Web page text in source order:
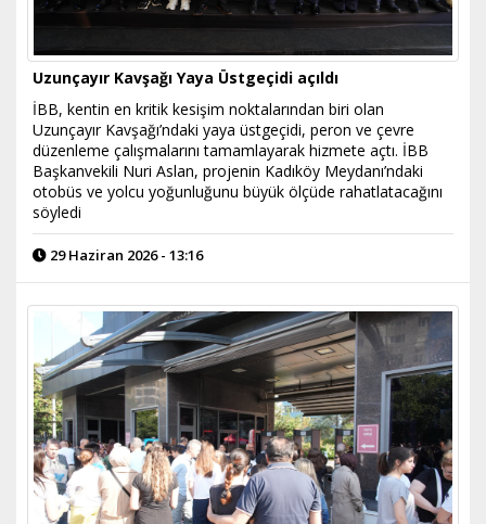
Uzunçayır Kavşağı Yaya Üstgeçidi açıldı
İBB, kentin en kritik kesişim noktalarından biri olan
Uzunçayır Kavşağı’ndaki yaya üstgeçidi, peron ve çevre
düzenleme çalışmalarını tamamlayarak hizmete açtı. İBB
Başkanvekili Nuri Aslan, projenin Kadıköy Meydanı’ndaki
otobüs ve yolcu yoğunluğunu büyük ölçüde rahatlatacağını
söyledi
29 Haziran 2026 - 13:16